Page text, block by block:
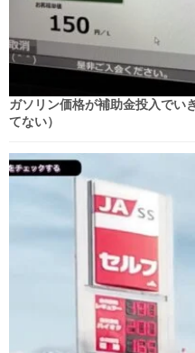
ガソリン価格が補助金投入でい
てない）